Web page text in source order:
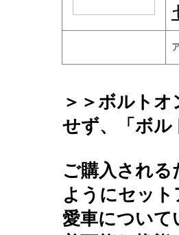
＞＞ボルトオ
せず、「ボル
ご購入され
ようにセッ
愛車について